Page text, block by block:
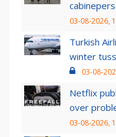
03-08-2026,
Turkish
winter
03-08-
Netflix
over
03-08-2026,